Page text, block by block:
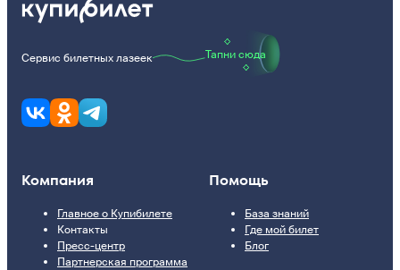
Сервис билетных лазеек Тапни сюда
Компания
Главное о Купибилете
Контакты
Пресс-центр
Партнерская программа
Помощь
База знаний
Где мой билет
Блог